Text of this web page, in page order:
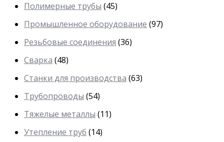
Полимерные трубы (45)
Промышленное оборудование (97)
Резьбовые соединения (36)
Сварка (48)
Станки для производства (63)
Трубопроводы (54)
Тяжелые металлы (11)
Утепление труб (14)